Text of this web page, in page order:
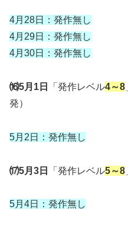
4月28日：発作無し
4月29日：発作無し
4月30日：発作無し
⒃5月1日 「発作レベル4～8
発）
5月2日：発作無し
⒄5月3日 「発作レベル5～8
5月4日：発作無し